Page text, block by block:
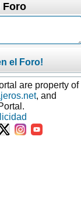
Foro
el Foro!
are property of
, and